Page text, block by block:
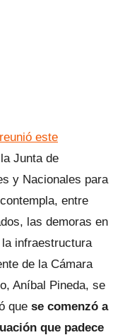
este
Junta de
y Nacionales para
entre
las demoras en
infraestructura
de la Cámara
Aníbal Pineda, se
que se comenzó a
que padece